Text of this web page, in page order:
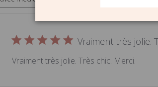
Vraiment très jolie.
Vraiment très jolie. Très chic. Merci.